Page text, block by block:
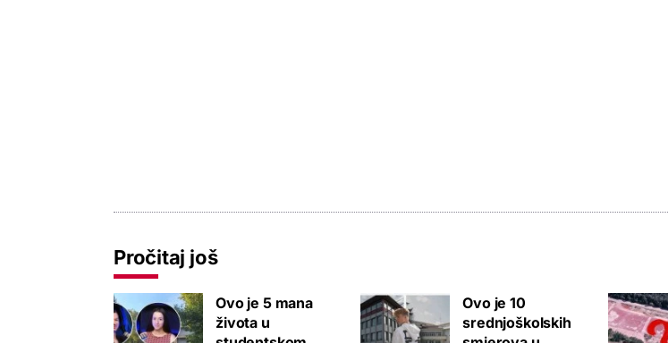
Pročitaj još
Ovo je 5 mana
života u
Ovo je 10
srednjoškolskih